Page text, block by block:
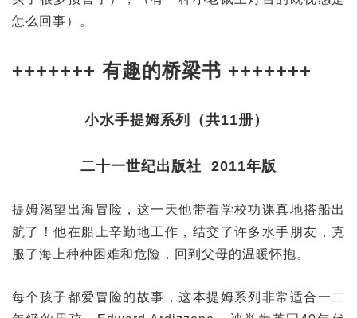
怎么回事）。
+++++++ 有趣的桥梁书 +++++++
小水手提姆系列（共11册）
二十一世纪出版社 2011年版
提姆渴望出海冒险，这一天他带着学校功课真地搭船出
航了！他在船上辛勤地工作，结交了许多水手朋友，克
服了海上种种困难和危险，回到父母的温暖怀抱。
每个孩子都爱冒险的故事，这本提姆系列非常适合一二